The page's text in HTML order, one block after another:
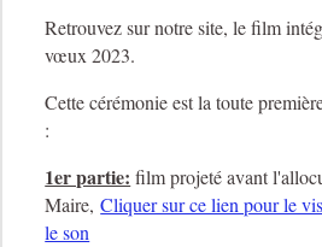
Retrouvez sur notre site, le film
vœux 2023.
Cette cérémonie est la toute
:
1er partie: film projeté avant
Maire,Cliquer sur ce lien pour le
le son